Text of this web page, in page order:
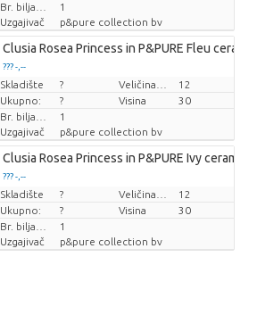
1
Uzgajivač
p&pure collection bv
Clusia Rosea Princess in P&PURE Fleu
??? -,--
Cijena po komadu
Skladište ?
12
Ukupno:
? Visina
30
1
Uzgajivač
p&pure collection bv
Clusia Rosea Princess in P&PURE Ivy
??? -,--
Cijena po komadu
Skladište ?
12
Ukupno:
? Visina
30
1
Uzgajivač
p&pure collection bv